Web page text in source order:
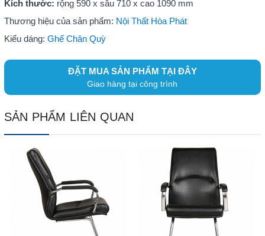
Kích thước: rộng 590 x sâu 710 x cao 1090 mm
Thương hiệu của sản phẩm: Nội Thất Hòa Phát
Kiểu dáng: Ghế Chân Quỳ
ĐẶT MUA SẢN PHẨM TẠI ĐÂY
Giao hàng tại công trình
SẢN PHẨM LIÊN QUAN